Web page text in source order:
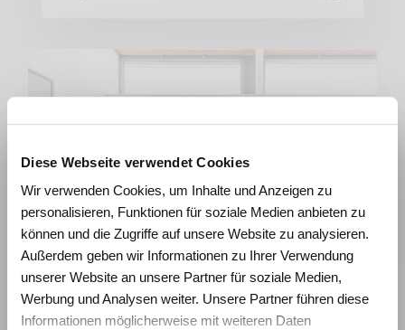
Diese Webseite verwendet Cookies
Wir verwenden Cookies, um Inhalte und Anzeigen zu
personalisieren, Funktionen für soziale Medien anbieten zu
können und die Zugriffe auf unsere Website zu analysieren.
Außerdem geben wir Informationen zu Ihrer Verwendung
unserer Website an unsere Partner für soziale Medien,
Werbung und Analysen weiter. Unsere Partner führen diese
Informationen möglicherweise mit weiteren Daten
Fächerschränke
Wie beeinflussen Räume
Lernen und Wohlbefinden?
Erleben Sie die Wirkung von
Raumgestaltung anhand realistischer
Simulationen und gewinnen Sie konkrete
Impulse für die Planung zukunftsfähiger
Lernräume.